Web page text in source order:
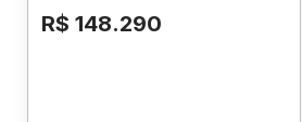
R$ 148.290